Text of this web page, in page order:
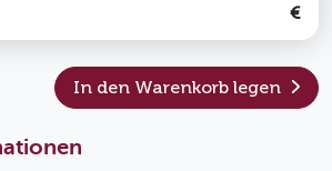
€
In den Warenkorb legen